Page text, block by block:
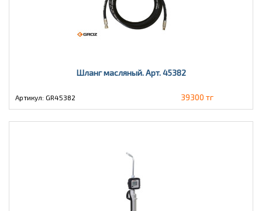
Шланг масляный. Арт. 45382
Артикул: GR45382 39300 тг